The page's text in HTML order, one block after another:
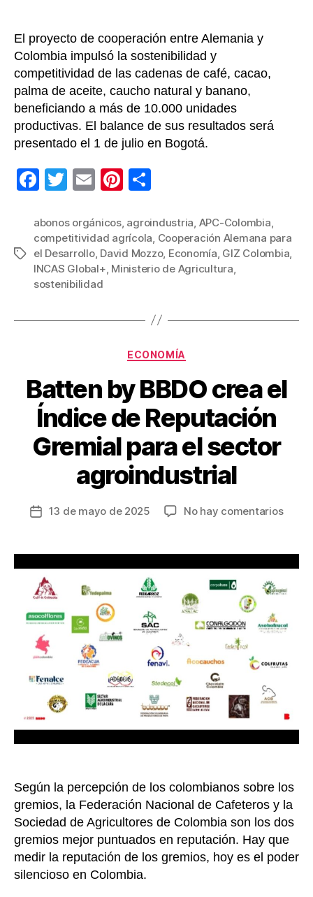
El proyecto de cooperación entre Alemania y
Colombia impulsó la sostenibilidad y
competitividad de las cadenas de café, cacao,
palma de aceite, caucho natural y banano,
beneficiando a más de 10.000 unidades
productivas. El balance de sus resultados será
presentado el 1 de julio en Bogotá.
F
c
e
b
o
o
T
tt
er
E
ail
Pi
er
e
st
m
p
ar
Etiquetas
abonos orgánicos, agroindustria, APC-Colombia,
competitividad agrícola, Cooperación Alemana para
el Desarrollo, David Mozzo, Economía, GIZ Colombia,
INCAS Global+, Ministerio de Agricultura,
sostenibilidad
Categorías
ECONOMÍA
Batten by BBDO crea el
Índice de Reputación
Gremial para el sector
agroindustrial
Fecha
entrada
13 de mayo de 2025 No hay comentariosen
BBDO
crea
el
para
Según la percepción de los colombianos sobre los
gremios, la Federación Nacional de Cafeteros y la
Sociedad de Agricultores de Colombia son los dos
gremios mejor puntuados en reputación. Hay que
medir la reputación de los gremios, hoy es el poder
silencioso en Colombia.